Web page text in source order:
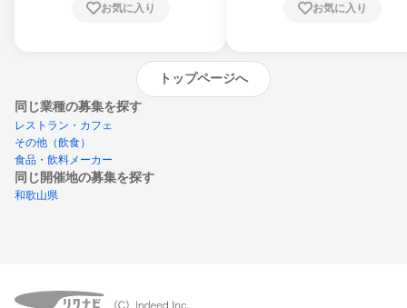
お気に入り お気に入り
トップページへ
同じ業種の募集を探す
レストラン・カフェ
その他（飲食）
食品・飲料メーカー
同じ開催地の募集を探す
和歌山県